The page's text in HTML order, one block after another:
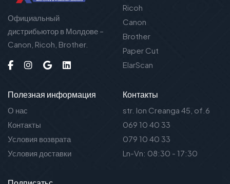
Официальный
дистрибьютор в Молдове –
Canon, Ricoh, Brother.
Ricoh
Canon
Brother
Paper Cut
ElarScan
Полезная информация
О нас
Контакты
Условия возврата
Условия доставки
Контакты
str. Ion Creanga 45, of.6
069 10 40 33
079 10 40 33
Ln-Vn: 08:30 - 17:30